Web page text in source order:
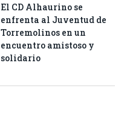
El CD Alhaurino se
enfrenta al Juventud de
Torremolinos en un
encuentro amistoso y
solidario